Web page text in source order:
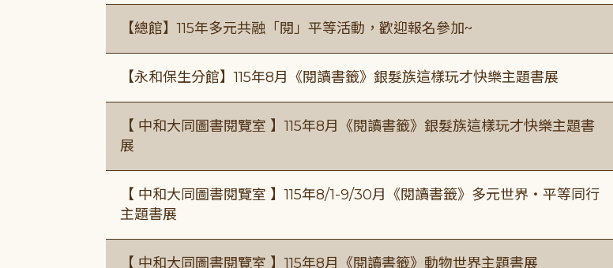
【總館】115年多元共融「閱」平等活動，歡迎報名參加~
【永和保生分館】115年8月《閱讀書籤》銀髮族這樣玩才快樂主題書展
【 中和大同圖書閱覽室 】115年8月《閱讀書籤》銀髮族這樣玩才快樂主題書
展
【 中和大同圖書閱覽室 】115年8/1-9/30月《閱讀書籤》多元世界・平等同行
主題書展
【 中和大同圖書閱覽室 】115年8月《閱讀書籤》動物世界主題書展